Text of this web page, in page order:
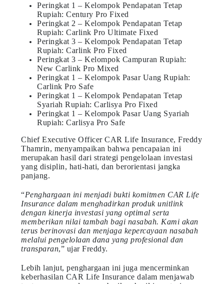
Peringkat 1 – Kelompok Pendapatan Tetap
Rupiah: Century Pro Fixed
Peringkat 2 – Kelompok Pendapatan Tetap
Rupiah: Carlink Pro Ultimate Fixed
Peringkat 3 – Kelompok Pendapatan Tetap
Rupiah: Carlink Pro Fixed
Peringkat 3 – Kelompok Campuran Rupiah:
New Carlink Pro Mixed
Peringkat 1 – Kelompok Pasar Uang Rupiah:
Carlink Pro Safe
Peringkat 1 – Kelompok Pendapatan Tetap
Syariah Rupiah: Carlisya Pro Fixed
Peringkat 1 – Kelompok Pasar Uang Syariah
Rupiah: Carlisya Pro Safe
Chief Executive Officer CAR Life Insurance, Freddy
Thamrin, menyampaikan bahwa pencapaian ini
merupakan hasil dari strategi pengelolaan investasi
yang disiplin, hati-hati, dan berorientasi jangka
panjang.
“Penghargaan ini menjadi bukti komitmen CAR Life
Insurance dalam menghadirkan produk unitlink
dengan kinerja investasi yang optimal serta
memberikan nilai tambah bagi nasabah. Kami akan
terus berinovasi dan menjaga kepercayaan nasabah
melalui pengelolaan dana yang profesional dan
transparan,” ujar Freddy.
Lebih lanjut, penghargaan ini juga mencerminkan
keberhasilan CAR Life Insurance dalam menjawab